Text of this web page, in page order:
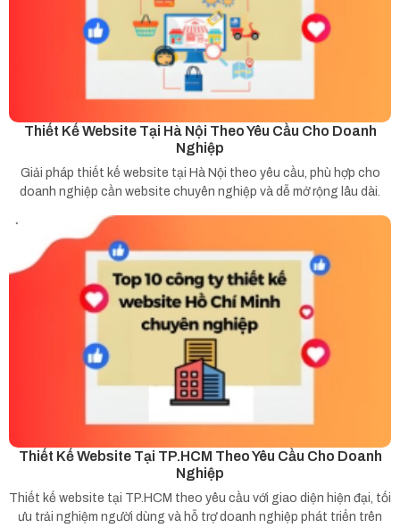
Thiết Kế Website Tại Hà Nội Theo Yêu Cầu Cho Doanh
Nghiệp
Giải pháp thiết kế website tại Hà Nội theo yêu cầu, phù hợp cho
doanh nghiệp cần website chuyên nghiệp và dễ mở rộng lâu dài.
Thiết Kế Website Tại TP.HCM Theo Yêu Cầu Cho Doanh
Nghiệp
Thiết kế website tại TP.HCM theo yêu cầu với giao diện hiện đại, tối
ưu trải nghiệm người dùng và hỗ trợ doanh nghiệp phát triển trên